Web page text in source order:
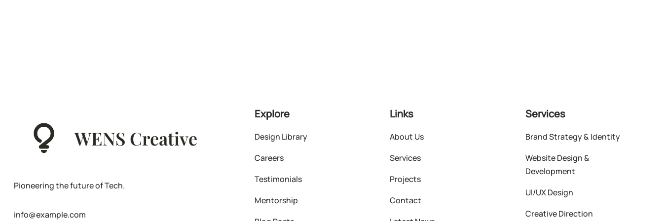
WENS Creative
Pioneering the future of Tech.
info@example.com
Explore
Design Library
Careers
Testimonials
Mentorship
Links
About Us
Services
Projects
Contact
Services
Brand Strategy & Identity
Website Design &
Development
UI/UX Design
Creative Direction